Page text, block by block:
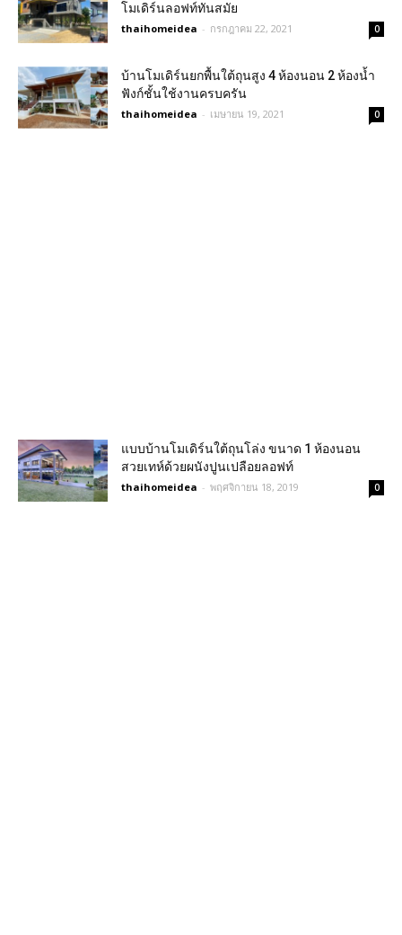
โมเดิร์นลอฟท์ทันสมัย
thaihomeidea - กรกฎาคม 22, 2021 0
บ้านโมเดิร์นยกพื้นใต้ถุนสูง 4 ห้องนอน 2 ห้องน้ำ
ฟังก์ชั้นใช้งานครบครัน
thaihomeidea - เมษายน 19, 2021 0
แบบบ้านโมเดิร์นใต้ถุนโล่ง ขนาด 1 ห้องนอน
สวยเทห์ด้วยผนังปูนเปลือยลอฟท์
thaihomeidea - พฤศจิกายน 18, 2019 0